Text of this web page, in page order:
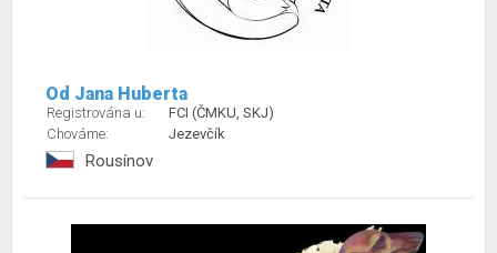
Od Jana Huberta
Registrována u:
FCI (ČMKU, SKJ)
Chováme:
Jezevčík
Rousínov